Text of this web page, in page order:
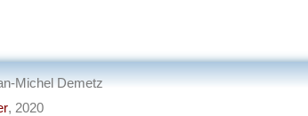
Michel Demetz
, 2020